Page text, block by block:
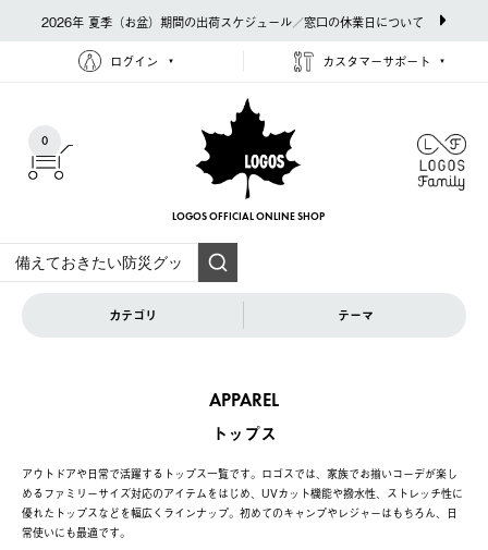
2026年 夏季（お盆）期間の出荷スケジュール／窓口の休業日について
ログイン カスタマーサポート
0
LOGOS OFFICIAL ONLINE SHOP
カテゴリ テーマ
APPAREL
トップス
アウトドアや日常で活躍するトップス一覧です。ロゴスでは、家族でお揃いコーデが楽し
めるファミリーサイズ対応のアイテムをはじめ、UVカット機能や撥水性、ストレッチ性に
優れたトップスなどを幅広くラインナップ。初めてのキャンプやレジャーはもちろん、日
常使いにも最適です。